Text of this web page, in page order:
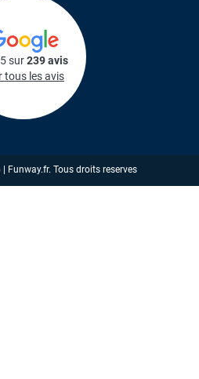
sur239 avis
tous les avis
Funway.fr. Tous droits reserves